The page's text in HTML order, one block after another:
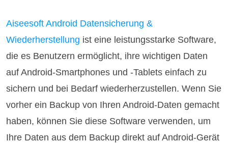
Aiseesoft Android Datensicherung &
Wiederherstellung ist eine leistungsstarke Software,
die es Benutzern ermöglicht, ihre wichtigen Daten
auf Android-Smartphones und -Tablets einfach zu
sichern und bei Bedarf wiederherzustellen. Wenn Sie
vorher ein Backup von Ihren Android-Daten gemacht
haben, können Sie diese Software verwenden, um
Ihre Daten aus dem Backup direkt auf Android-Gerät